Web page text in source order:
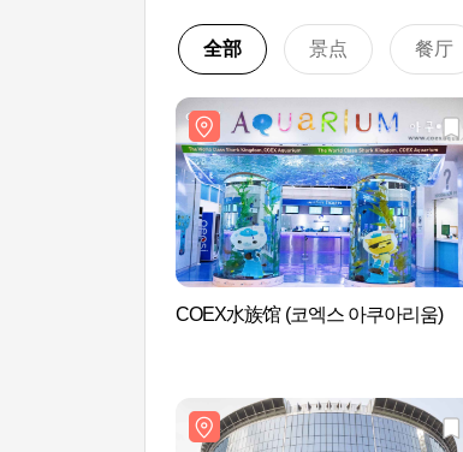
全部 景点 餐厅
COEX水族馆 (코엑스 아쿠아리움)